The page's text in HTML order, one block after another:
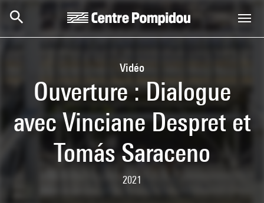
Vidéo
Ouverture : Dialogue
avec Vinciane Despret et
Tomás Saraceno
2021